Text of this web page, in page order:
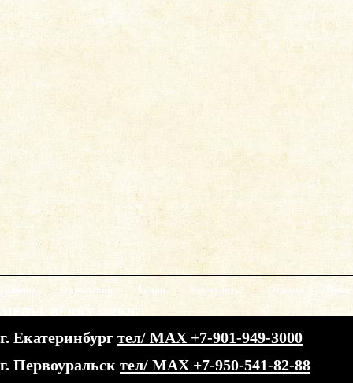
Главная О компании Акции Как купить? Отзывы :
MEBEL BERRY © 2026
г. Екатеринбург тел/ МАХ +7-901-949-3000
г. Первоуральск тел/ МАХ +7-950-541-82-88